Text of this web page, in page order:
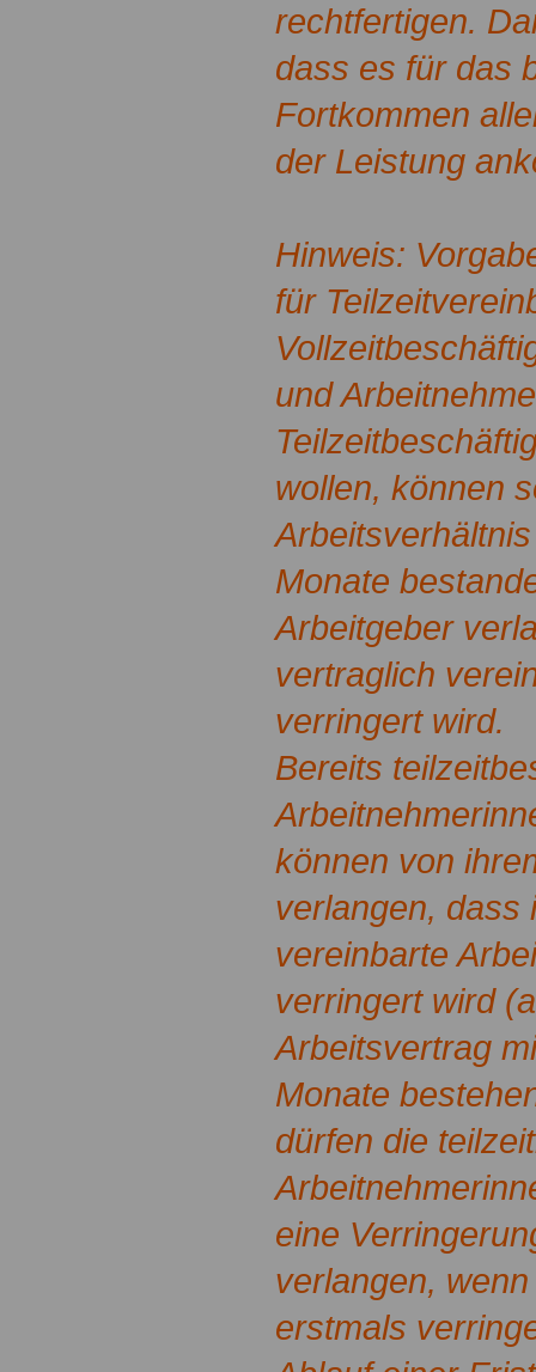
rechtfertigen.
dass es für das
Fortkommen
der Leistung
Hinweis:
für
und
wollen, können
Monate
Arbeitgeber
vertraglich
verringert wird.
Bereits
können von
verlangen, dass
vereinbarte
verringert wird
Arbeitsvertrag
Monate
dürfen die
eine
verlangen,
erstmals